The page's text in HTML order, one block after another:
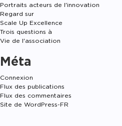
Portraits acteurs de l'innovation
Regard sur
Scale Up Excellence
Trois questions à
Vie de l'association
Méta
Connexion
Flux des publications
Flux des commentaires
Site de WordPress-FR